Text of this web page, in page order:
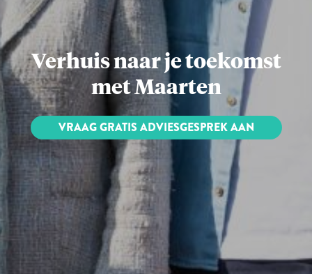
Verhuis naar je toekomst
met Maarten
VRAAG GRATIS ADVIESGESPREK AAN